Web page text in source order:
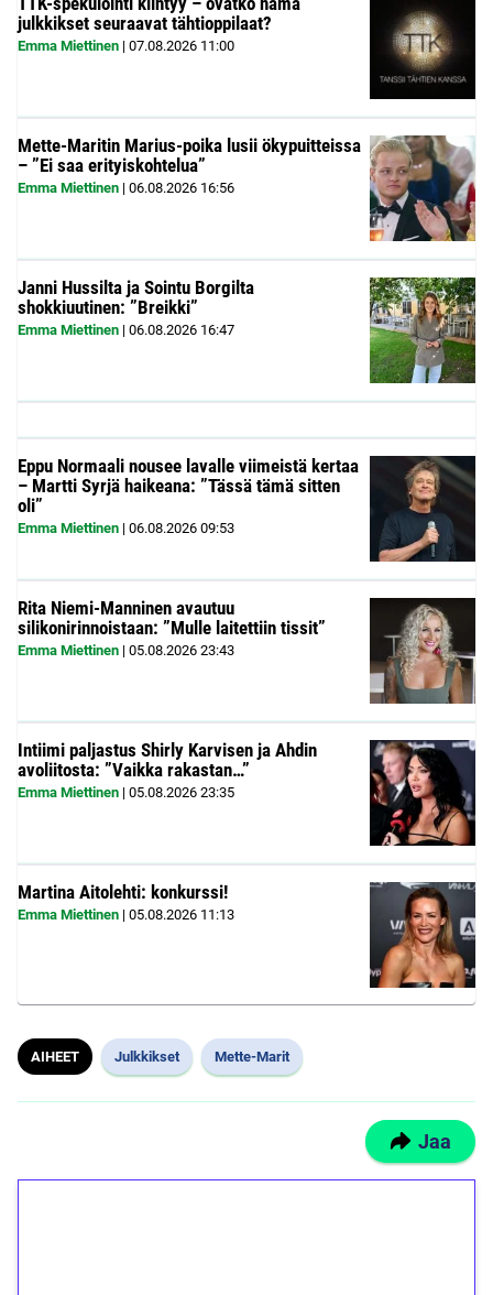
julkkikset seuraavat tähtioppilaat?
Emma Miettinen | 07.08.2026 11:00
Mette-Maritin Marius-poika lusii ökypuitteissa
– ”Ei saa erityiskohtelua”
Emma Miettinen | 06.08.2026 16:56
Janni Hussilta ja Sointu Borgilta
shokkiuutinen: ”Breikki”
Emma Miettinen | 06.08.2026 16:47
Eppu Normaali nousee lavalle viimeistä kertaa
– Martti Syrjä haikeana: ”Tässä tämä sitten
oli”
Emma Miettinen | 06.08.2026 09:53
Rita Niemi-Manninen avautuu
silikonirinnoistaan: ”Mulle laitettiin tissit”
Emma Miettinen | 05.08.2026 23:43
Intiimi paljastus Shirly Karvisen ja Ahdin
avoliitosta: ”Vaikka rakastan…”
Emma Miettinen | 05.08.2026 23:35
Martina Aitolehti: konkurssi!
Emma Miettinen | 05.08.2026 11:13
AIHEET Julkkikset Mette-Marit
Jaa